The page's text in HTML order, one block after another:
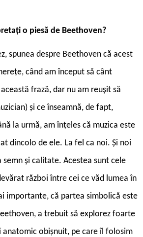
o piesă de Beethoven?
spunea despre Beethoven că acest
când am început să cânt
frază, dar nu am reușit să
și ce înseamnă, de fapt,
la urmă, am înțeles că muzica este
dincolo de ele. La fel ca noi. Și noi
și calitate. Acestea sunt cele
război între cei ce văd lumea în
importante, că partea simbolică este
a trebuit să explorez foarte
anatomic obișnuit, pe care îl folosim